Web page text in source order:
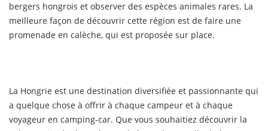
bergers hongrois et observer des espèces animales rares. La
meilleure façon de découvrir cette région est de faire une
promenade en calèche, qui est proposée sur place.
La Hongrie est une destination diversifiée et passionnante qui
a quelque chose à offrir à chaque campeur et à chaque
voyageur en camping-car. Que vous souhaitiez découvrir la